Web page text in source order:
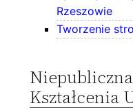
Rzeszowie
Tworzenie
Kształcenia